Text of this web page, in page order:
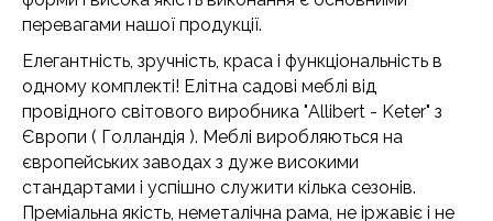
перевагами нашої продукції.
Елегантність, зручність, краса і функціональність в
одному комплекті! Елітна садові меблі від
провідного світового виробника "Allibert - Keter" з
Європи ( Голландія ). Меблі виробляються на
європейських заводах з дуже високими
стандартами і успішно служити кілька сезонів.
Преміальна якість, неметалічна рама, не іржавіє і не